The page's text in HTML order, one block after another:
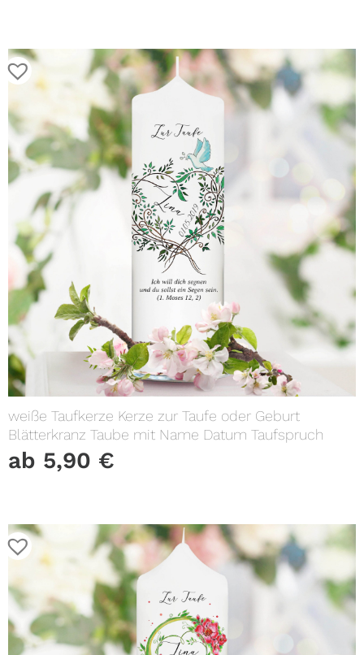
weiße Taufkerze Kerze zur Taufe oder Geburt
Blätterkranz Taube mit Name Datum Taufspruch
ab 5,90 €